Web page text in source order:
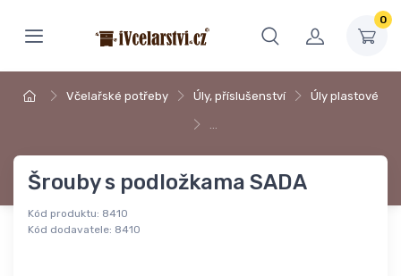
0
Včelařské potřeby Úly, příslušenství Úly plastové
…
Šrouby s podložkama SADA
Kód produktu: 8410
Kód dodavatele: 8410